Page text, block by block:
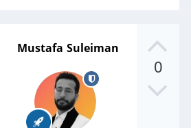
0
Mustafa Suleiman